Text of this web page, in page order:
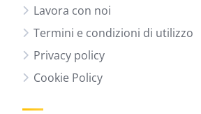
Lavora con noi
Termini e condizioni di utilizzo
Privacy policy
Cookie Policy